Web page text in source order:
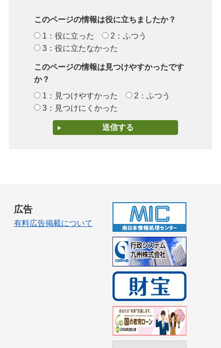
このページの情報は役に立ちましたか？
1：役に立った
2：ふつう
3：役に立たなかった
このページの情報は見つけやすかったです
か？
1：見つけやすかった
2：ふつう
3：見つけにくかった
広告
有料広告掲載について